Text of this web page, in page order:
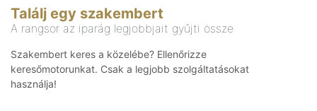
Találj egy szakembert
A rangsor az iparág legjobbjait gyűjti össze
Szakembert keres a közelébe? Ellenőrizze
keresőmotorunkat. Csak a legjobb szolgáltatásokat
használja!